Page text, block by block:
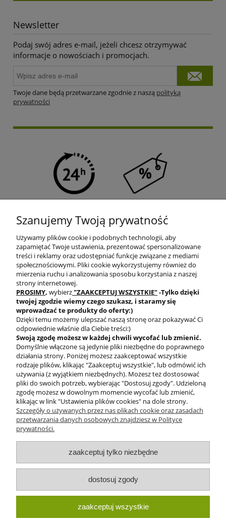
Newsletter
Podaj swój adres e-mail, jeżeli chcesz otrzymywać
informacje o nowościach i promocjach.
Twoje dane będą przetwarzane zgodnie z naszą polityką
prywatności
DARMOWA DOSTAWA PRODUKTY OD RĘKI
BEZPIECZNE
PŁATNOŚCI
O nas
Obsługa klienta
Pomoc
Moje konto
Szanujemy Twoją prywatność
Używamy plików cookie i podobnych technologii, aby
zapamiętać Twoje ustawienia, prezentować spersonalizowane
treści i reklamy oraz udostępniać funkcje związane z mediami
społecznościowymi. Pliki cookie wykorzystujemy również do
mierzenia ruchu i analizowania sposobu korzystania z naszej
strony internetowej.
PROSIMY, wybierz"ZAAKCEPTUJ WSZYSTKIE"-Tylko dzięki
twojej zgodziewiemy czego szukasz, i staramy się
wprowadzać te produkty do oferty:)
Dzięki temu możemy ulepszać naszą stronę oraz pokazywać Ci
odpowiednie właśnie dla Ciebie treści:)
Swoją zgodę możesz w każdej chwili wycofać lub zmienić.
Domyślnie włączone są jedynie pliki niezbędne do poprawnego
działania strony. Poniżej możesz zaakceptować wszystkie
rodzaje plików, klikając "Zaakceptuj wszystkie", lub odmówić ich
używania (z wyjątkiem niezbędnych). Możesz też dostosować
pliki do swoich potrzeb, wybierając "Dostosuj zgody". Udzieloną
zgodę możesz w dowolnym momencie wycofać lub zmienić,
klikając w link "Ustawienia plików cookies" na dole strony.
Szczegóły o używanych przez nas plikach cookie oraz zasadach
przetwarzania danych osobowych znajdziesz w Polityce
prywatności.
zaakceptuj tylko niezbędne
dostosuj zgody
zaakceptuj wszystkie